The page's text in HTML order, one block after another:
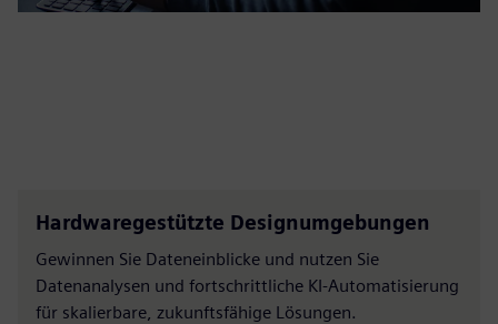
Hardwaregestützte Designumgebungen
Gewinnen Sie Dateneinblicke und nutzen Sie
Datenanalysen und fortschrittliche KI-Automatisierung
für skalierbare, zukunftsfähige Lösungen.